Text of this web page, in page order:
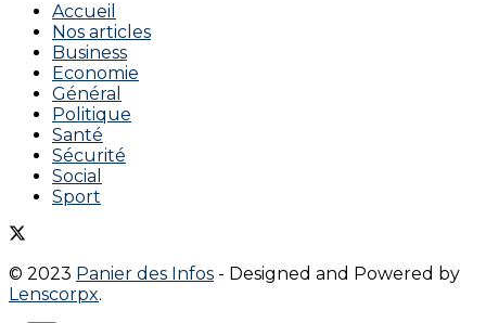
Accueil
Nos articles
Business
Economie
Général
Politique
Santé
Sécurité
Social
Sport
© 2023 Panier des Infos - Designed and Powered by
Lenscorpx.